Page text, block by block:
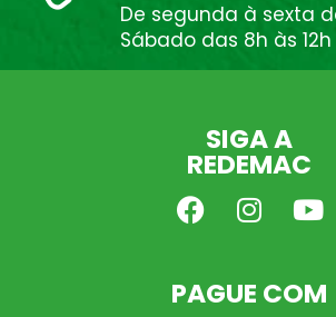
De segunda à sexta
Sábado das 8h às 12h
SIGA A
REDEMAC
PAGUE COM